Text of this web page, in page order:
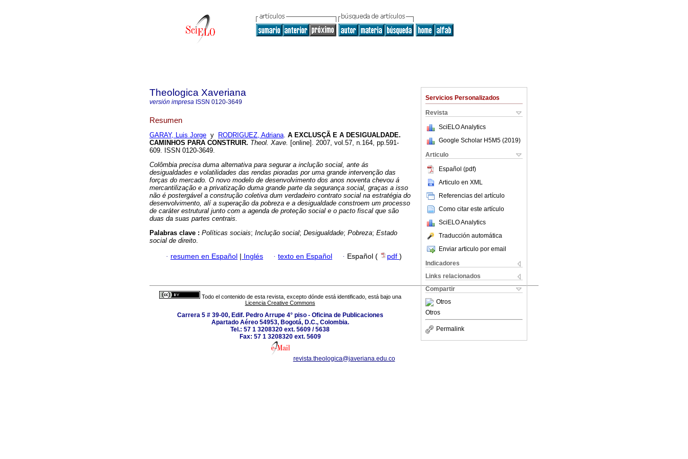
Servicios Personalizados
Revista
SciELO Analytics
Google Scholar H5M5 (2019)
Articulo
Español (pdf)
Articulo en XML
Referencias del artículo
Como citar este artículo
SciELO Analytics
Traducción automática
Enviar articulo por email
Indicadores
Links relacionados
Compartir
Otros
Otros
Permalink
Theologica Xaveriana
versión impresa ISSN 0120-3649
Resumen
GARAY, Luis Jorge y RODRIGUEZ, Adriana. A EXCLUSÇÃ E A DESIGUALDADE.
CAMINHOS PARA CONSTRUIR. Theol. Xave. [online]. 2007, vol.57, n.164, pp.591-
609. ISSN 0120-3649.
Colômbia precisa duma alternativa para segurar a inclução social, ante ás
desigualdades e volatilidades das rendas pioradas por uma grande intervenção das
forças do mercado. O novo modelo de desenvolvimento dos anos noventa chevou á
mercantilização e a privatização duma grande parte da segurança social, graças a isso
não é postergável a construção coletiva dum verdadeiro contrato social na estratégia do
desenvolvimento, alí a superação da pobreza e a desigualdade constroem um processo
de caráter estrutural junto com a agenda de proteção social e o pacto fiscal que são
duas da suas partes centrais.
Palabras clave : Políticas sociais; Inclução social; Desigualdade; Pobreza; Estado
social de direito.
· resumen en Español | Inglés · texto en Español · Español ( pdf )
Todo el contenido de esta revista, excepto dónde está identificado, está bajo una
Licencia Creative Commons
Carrera 5 # 39-00, Edif. Pedro Arrupe 4° piso - Oficina de Publicaciones
Apartado Aéreo 54953, Bogotá, D.C., Colombia.
Tel.: 57 1 3208320 ext. 5609 / 5638
Fax: 57 1 3208320 ext. 5609
revista.theologica@javeriana.edu.co